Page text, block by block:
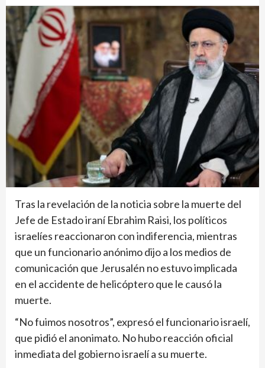
Tras la revelación de la noticia sobre la muerte del
Jefe de Estado iraní Ebrahim Raisi, los políticos
israelíes reaccionaron con indiferencia, mientras
que un funcionario anónimo dijo a los medios de
comunicación que Jerusalén no estuvo implicada
en el accidente de helicóptero que le causó la
muerte.
“No fuimos nosotros”, expresó el funcionario israelí,
que pidió el anonimato. No hubo reacción oficial
inmediata del gobierno israelí a su muerte.